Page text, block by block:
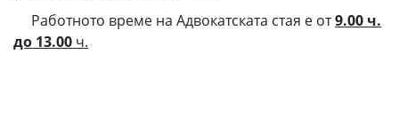
Работното време на Адвокатската стая е от9.00 ч.
до 13.00 ч.